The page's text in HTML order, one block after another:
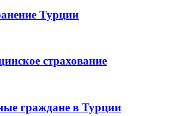
Турции
страхование
граждане в Турции